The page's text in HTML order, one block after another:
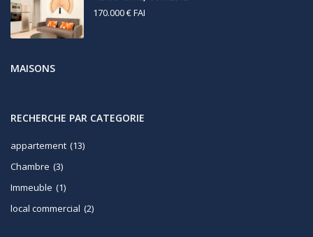
170.000 €FAI
MAISONS
RECHERCHE PAR CATEGORIE
appartement (13)
Chambre (3)
Immeuble (1)
local commercial (2)